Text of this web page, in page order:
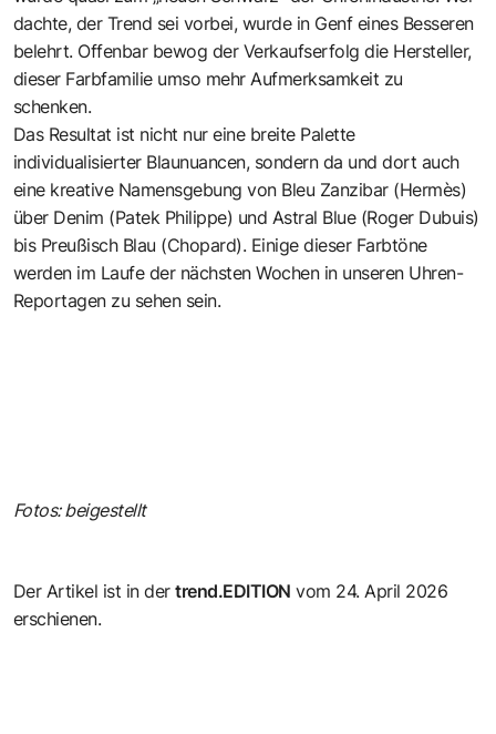
dachte, der Trend sei vorbei, wurde in Genf eines Besseren
belehrt. Offenbar bewog der Verkaufserfolg die Hersteller,
dieser Farbfamilie umso mehr Aufmerksamkeit zu
schenken.
Das Resultat ist nicht nur eine breite Palette
individualisierter Blaunuancen, sondern da und dort auch
eine kreative Namensgebung von Bleu Zanzibar (Hermès)
über Denim (Patek Philippe) und Astral Blue (Roger Dubuis)
bis Preußisch Blau (Chopard). Einige dieser Farbtöne
werden im Laufe der nächsten Wochen in unseren Uhren-
Reportagen zu sehen sein.
Fotos: beigestellt
Der Artikel ist in dertrend.EDITION vom 24. April 2026
erschienen.